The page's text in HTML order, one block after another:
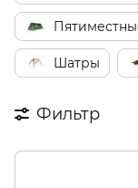
Шатры
Фильтр